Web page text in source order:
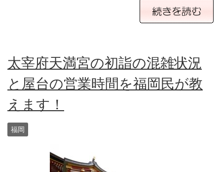
太宰府天満宮の初詣の混雑状況
と屋台の営業時間を福岡民が教
えます！
福岡